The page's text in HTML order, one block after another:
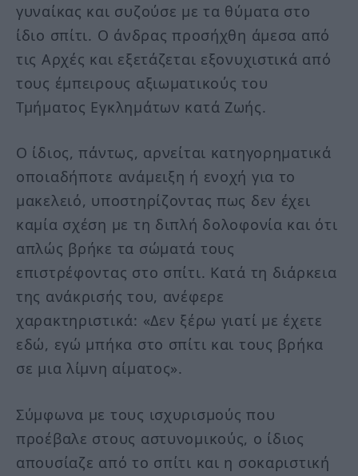
γυναίκας και συζούσε με τα θύματα στο
ίδιο σπίτι. Ο άνδρας προσήχθη άμεσα από
τις Αρχές και εξετάζεται εξονυχιστικά από
τους έμπειρους αξιωματικούς του
Τμήματος Εγκλημάτων κατά Ζωής.
Ο ίδιος, πάντως, αρνείται κατηγορηματικά
οποιαδήποτε ανάμειξη ή ενοχή για το
μακελειό, υποστηρίζοντας πως δεν έχει
καμία σχέση με τη διπλή δολοφονία και ότι
απλώς βρήκε τα σώματά τους
επιστρέφοντας στο σπίτι. Κατά τη διάρκεια
της ανάκρισής του, ανέφερε
χαρακτηριστικά: «Δεν ξέρω γιατί με έχετε
εδώ, εγώ μπήκα στο σπίτι και τους βρήκα
σε μια λίμνη αίματος».
Σύμφωνα με τους ισχυρισμούς που
προέβαλε στους αστυνομικούς, ο ίδιος
απουσίαζε από το σπίτι και η σοκαριστική